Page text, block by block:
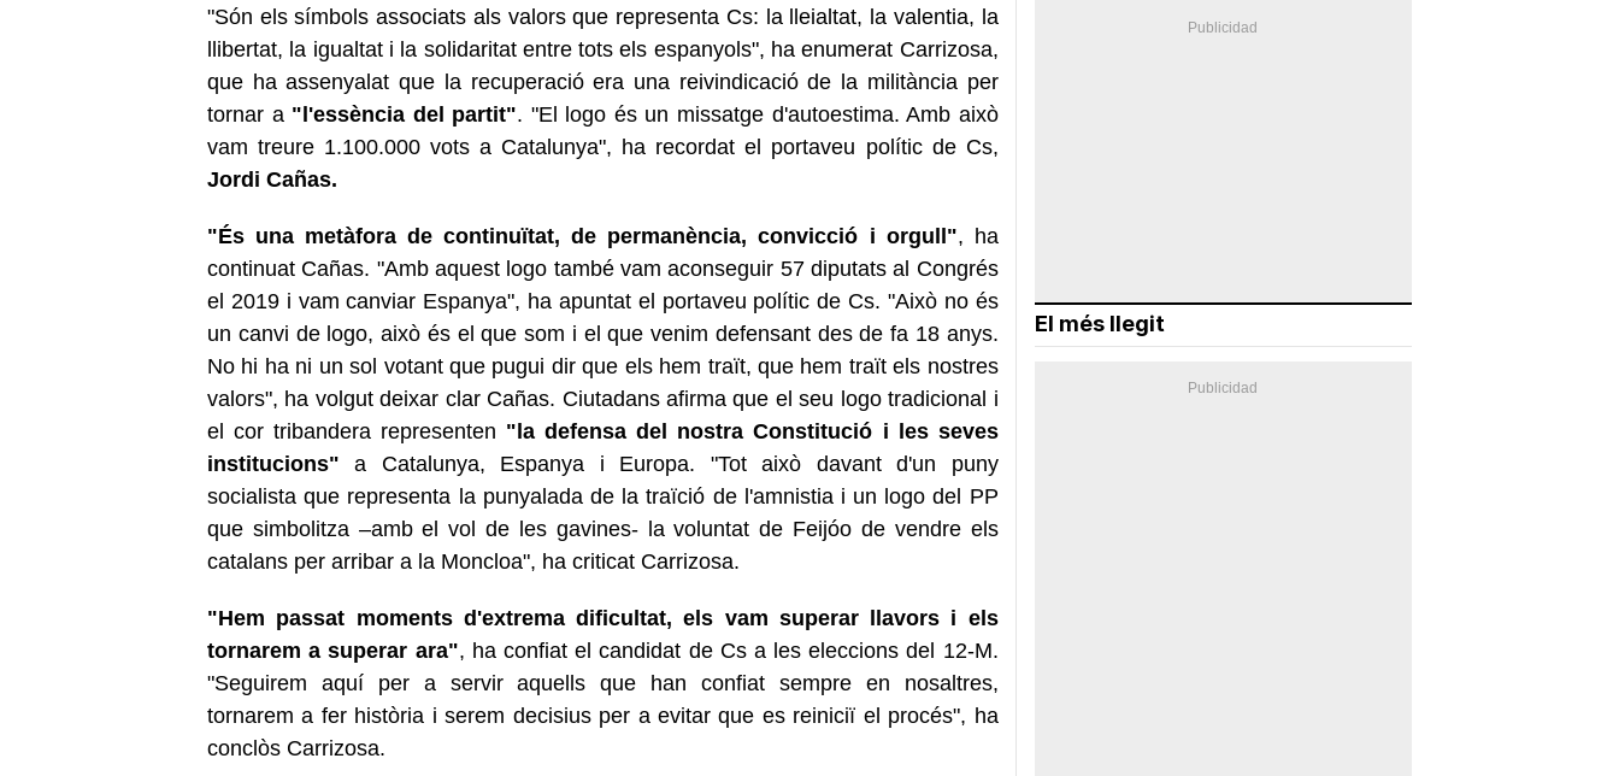
"Són els símbols associats als valors que representa Cs: la lleialtat, la valentia, la
llibertat, la igualtat i la solidaritat entre tots els espanyols", ha enumerat Carrizosa,
que ha assenyalat que la recuperació era una reivindicació de la militància per
tornar a "l'essència del partit". "El logo és un missatge d'autoestima. Amb això
vam treure 1.100.000 vots a Catalunya", ha recordat el portaveu polític de Cs,
Jordi Cañas.
"És una metàfora de continuïtat, de permanència, convicció i orgull", ha
continuat Cañas. "Amb aquest logo també vam aconseguir 57 diputats al Congrés
el 2019 i vam canviar Espanya", ha apuntat el portaveu polític de Cs. "Això no és
un canvi de logo, això és el que som i el que venim defensant des de fa 18 anys.
No hi ha ni un sol votant que pugui dir que els hem traït, que hem traït els nostres
valors", ha volgut deixar clar Cañas. Ciutadans afirma que el seu logo tradicional i
el cor tribandera representen "la defensa del nostra Constitució i les seves
institucions" a Catalunya, Espanya i Europa. "Tot això davant d'un puny
socialista que representa la punyalada de la traïció de l'amnistia i un logo del PP
que simbolitza –amb el vol de les gavines- la voluntat de Feijóo de vendre els
catalans per arribar a la Moncloa", ha criticat Carrizosa.
"Hem passat moments d'extrema dificultat, els vam superar llavors i els
tornarem a superar ara", ha confiat el candidat de Cs a les eleccions del 12-M.
"Seguirem aquí per a servir aquells que han confiat sempre en nosaltres,
tornarem a fer història i serem decisius per a evitar que es reiniciï el procés", ha
conclòs Carrizosa.
El més llegit